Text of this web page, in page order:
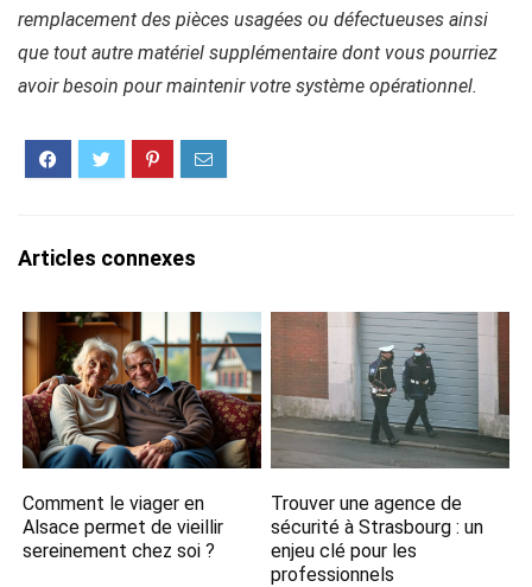
remplacement des pièces usagées ou défectueuses ainsi
que tout autre matériel supplémentaire dont vous pourriez
avoir besoin pour maintenir votre système opérationnel.
Articles connexes
Comment le viager en
Alsace permet de vieillir
sereinement chez soi ?
Trouver une agence de
sécurité à Strasbourg : un
enjeu clé pour les
professionnels